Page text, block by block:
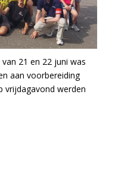
21 en 22 juni was
aan voorbereiding
vrijdagavond werden